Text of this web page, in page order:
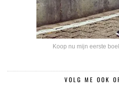
Koop nu mijn eerste
VOLG ME OOK